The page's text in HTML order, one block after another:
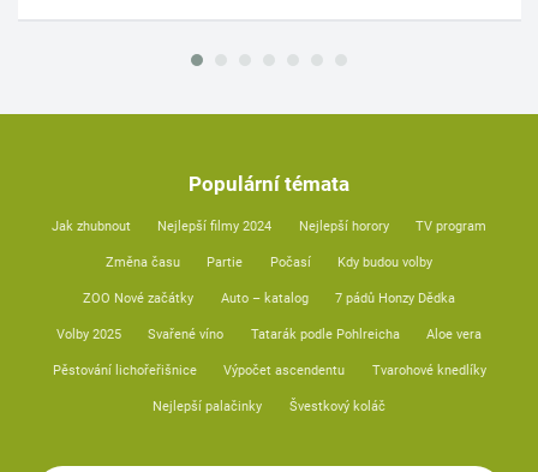
Populární témata
Jak zhubnout Nejlepší filmy 2024 Nejlepší horory TV program
Změna času Partie Počasí Kdy budou volby
ZOO Nové začátky Auto – katalog 7 pádů Honzy Dědka
Volby 2025 Svařené víno Tatarák podle Pohlreicha Aloe vera
Pěstování lichořeřišnice Výpočet ascendentu Tvarohové knedlíky
Nejlepší palačinky Švestkový koláč